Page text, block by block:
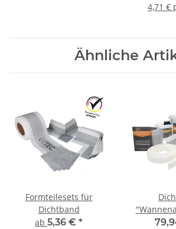
4,71 €
Ähnliche
Formteilesets für
Dichtband
ab 5,36 € *